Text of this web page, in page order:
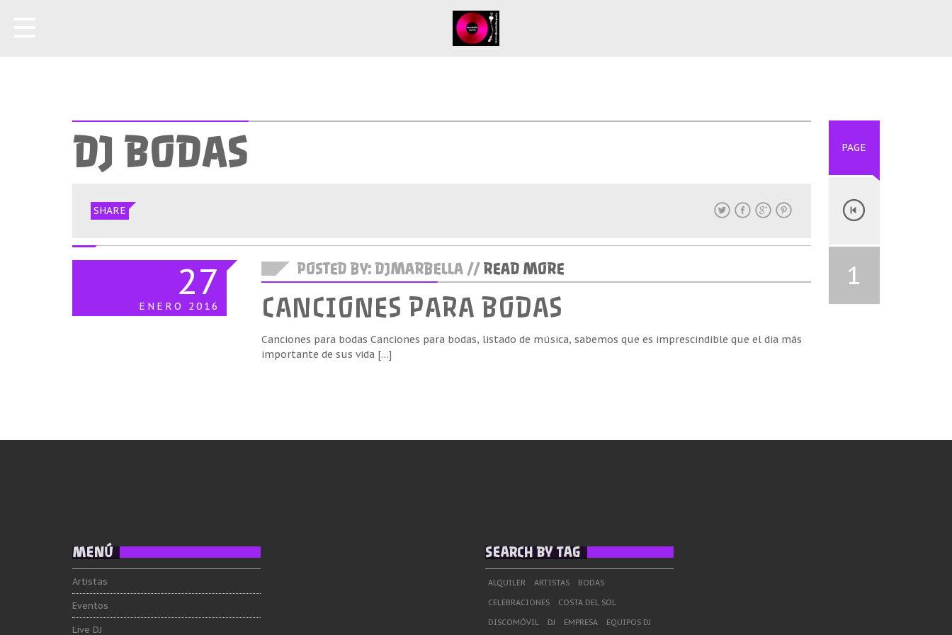
DJ BODAS
SHARE
27
ENERO 2016
POSTED BY: DJMARBELLA //READ MORE
CANCIONES PARA BODAS
Canciones para bodas Canciones para bodas, listado de música, sabemos que es imprescindible que el dia más
importante de sus vida […]
PAGE
1
MENÚ
Artistas
Eventos
Live DJ
SEARCH BY TAG
ALQUILER ARTISTAS
BODAS
CELEBRACIONES
COSTA DEL SOL
DISCOMÓVIL
DJ EMPRESA EQUIPOS DJ